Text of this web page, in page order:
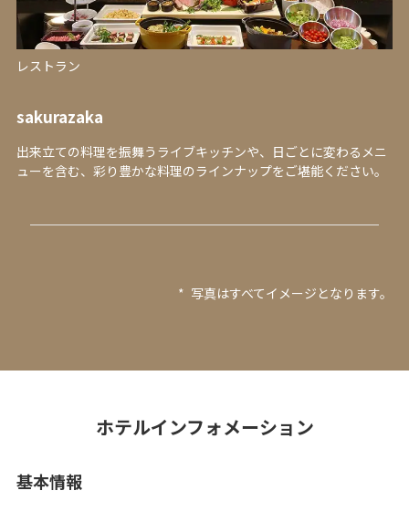
レストラン
sakurazaka
出来立ての料理を振舞うライブキッチンや、日ごとに変わるメニ
ューを含む、彩り豊かな料理のラインナップをご堪能ください。
* 写真はすべてイメージとなります。
ホテルインフォメーション
基本情報